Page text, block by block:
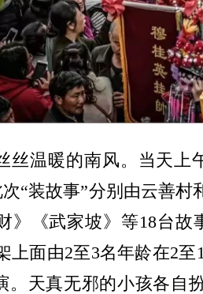
丝温暖的南风。当天上
“装故事”分别由云善
》《武家坡》等18台
上面由2至3名年龄在2
。天真无邪的小孩各自